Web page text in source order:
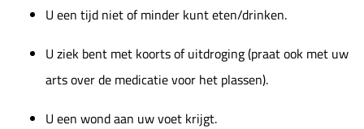
U een tijd niet of minder kunt eten/drinken.
U ziek bent met koorts of uitdroging (praat ook met uw
arts over de medicatie voor het plassen).
U een wond aan uw voet krijgt.